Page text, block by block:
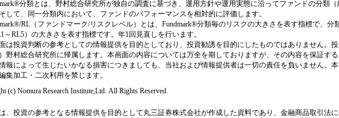
分類とは、野村総合研究所が独自の調査に基づき、運用方針や運用実態に沿ってファンドの分類
して、同一分類内において、ファンドのパフォーマンスを相対的に評価します。
RL（ファンドマーク/リスクレベル）とは、Fundmark®分類毎のリスクの大きさを表す指標で、分
～RL5）の大きさを表す指標です。年1回見直しを行います。
は投資判断の参考としての情報提供を目的としており、投資勧誘を目的にしたものではありません。
）野村総合研究所に帰属します。本画面の内容については万全を期しておりますが、その内容を保証す
報によって生じたいかなる損害につきましても、当社および情報提供者は一切の責任を負いません。
集加工・二次利用を禁じます。
(c) Nomura Research Institute,Ltd. All Rights Reserved.
、投資の参考となる情報提供を目的として丸三証券株式会社が作成した資料であり、金融商品取引法